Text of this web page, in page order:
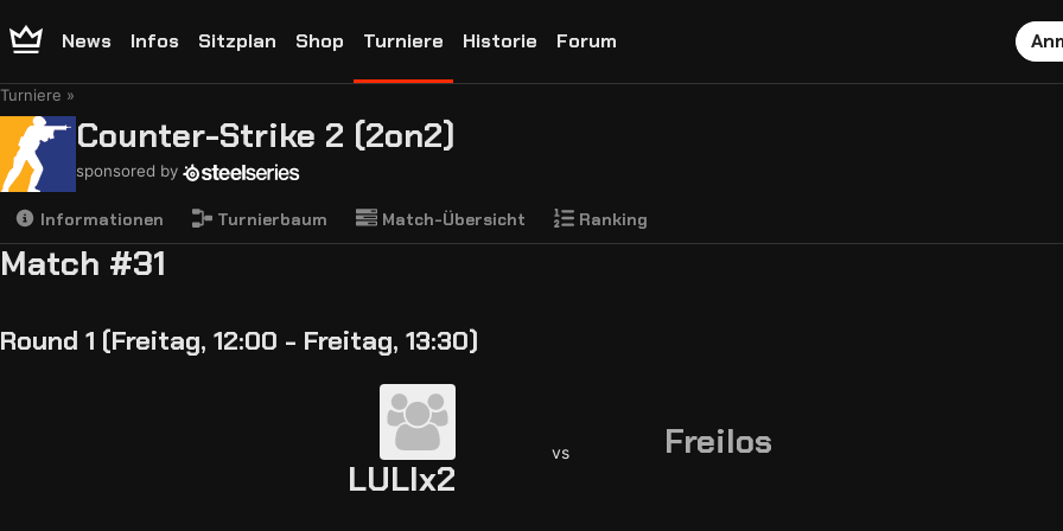
News Infos Sitzplan Shop Turniere Historie Forum
Turniere
Counter-Strike 2 (2on2)
sponsored by
Informationen Turnierbaum Match-Übersicht Ranking
Match #31
Round 1 (Freitag, 12:00 - Freitag, 13:30)
LULIx2
vs Freilos